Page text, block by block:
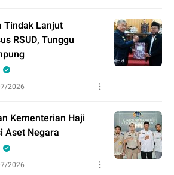
Tindak Lanjut
RSUD, Tunggu
2026
Kementerian Haji
Aset Negara
2026